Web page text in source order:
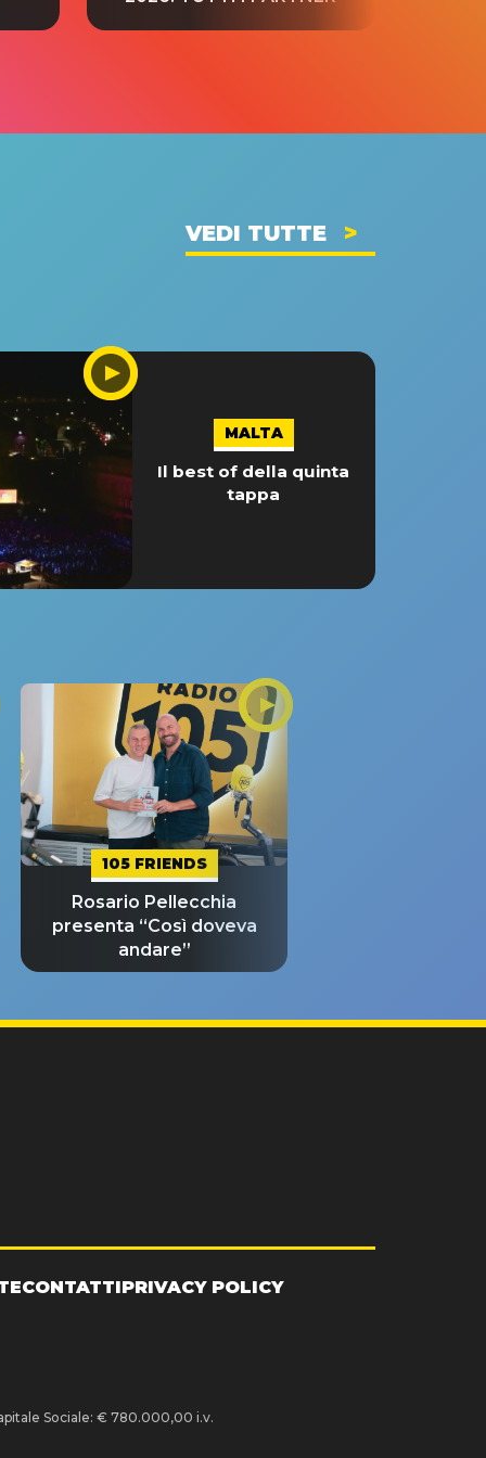
VEDI TUTTE
MALTA
Il best of della quinta
tappa
105 FRIENDS
Rosario Pellecchia
presenta “Così doveva
andare”
CONTATTIPRIVACY POLICY
Sociale: € 780.000,00 i.v.